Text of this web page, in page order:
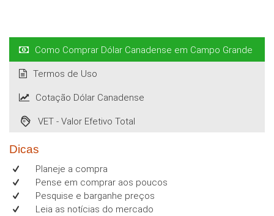
Como Comprar Dólar Canadense em Campo Grande
Termos de Uso
Cotação Dólar Canadense
VET - Valor Efetivo Total
Dicas
Planeje a compra
Pense em comprar aos poucos
Pesquise e barganhe preços
Leia as notícias do mercado